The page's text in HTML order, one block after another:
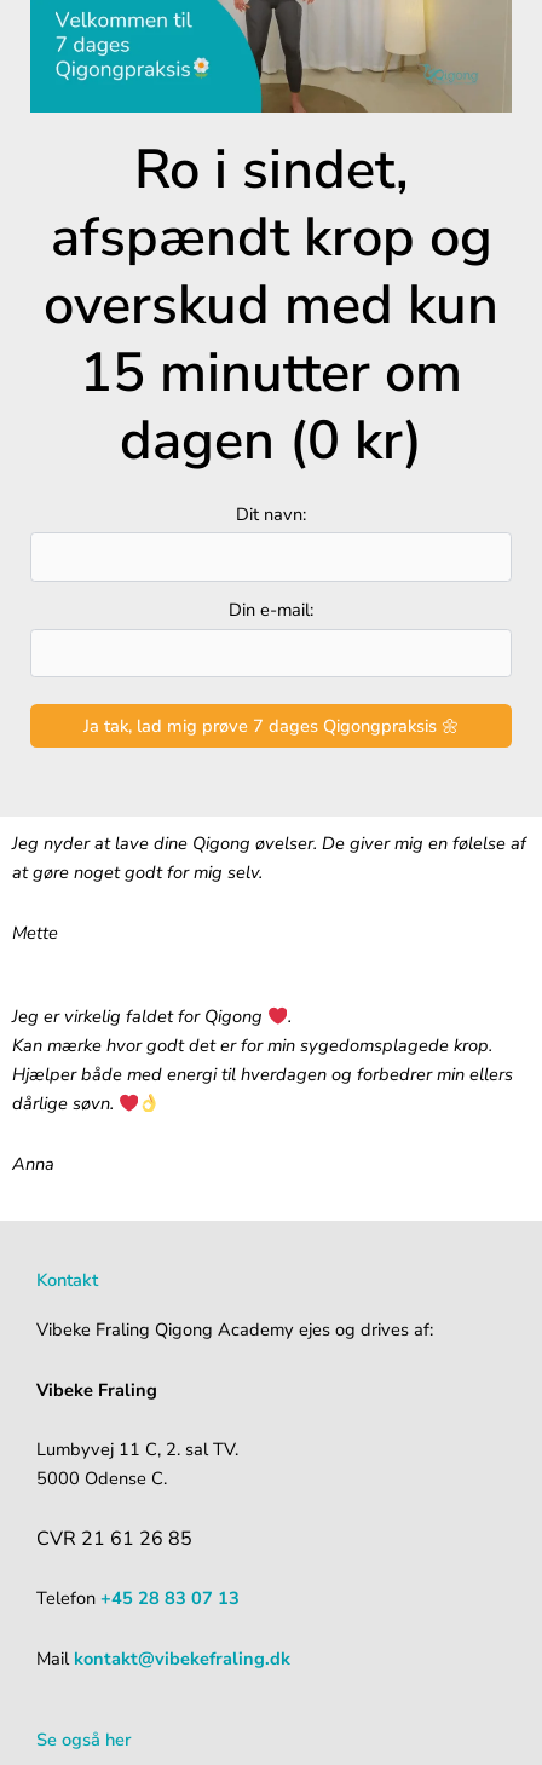
Ro i sindet,
afspændt krop og
overskud med kun
15 minutter om
dagen (0 kr)
Dit navn:
Din e-mail:
Jeg nyder at lave dine Qigong øvelser. De giver mig en følelse af
at gøre noget godt for mig selv.
Mette
Jeg er virkelig faldet for Qigong
.‬
‪Kan mærke hvor godt det er for min sygedomsplagede krop.
Hjælper både med energi til hverdagen og forbedrer min ellers
dårlige søvn.
Anna
Kontakt
Vibeke Fraling Qigong Academy ejes og drives af:
Vibeke Fraling
Lumbyvej 11 C, 2. sal TV.
5000 Odense C.
CVR 21 61 26 85
Telefon +45 28 83 07 13
Mailkontakt@vibekefraling.dk
Se også her